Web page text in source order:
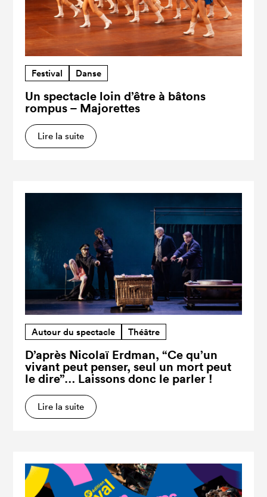
Festival Danse
Un spectacle loin d’être à bâtons
rompus – Majorettes
Lire la suite
Autour du spectacle Théâtre
D’après Nicolaï Erdman, “Ce qu’un
vivant peut penser, seul un mort peut
le dire”… Laissons donc le parler !
Lire la suite